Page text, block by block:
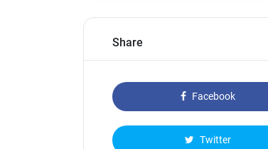
Share
Facebook
Twitter